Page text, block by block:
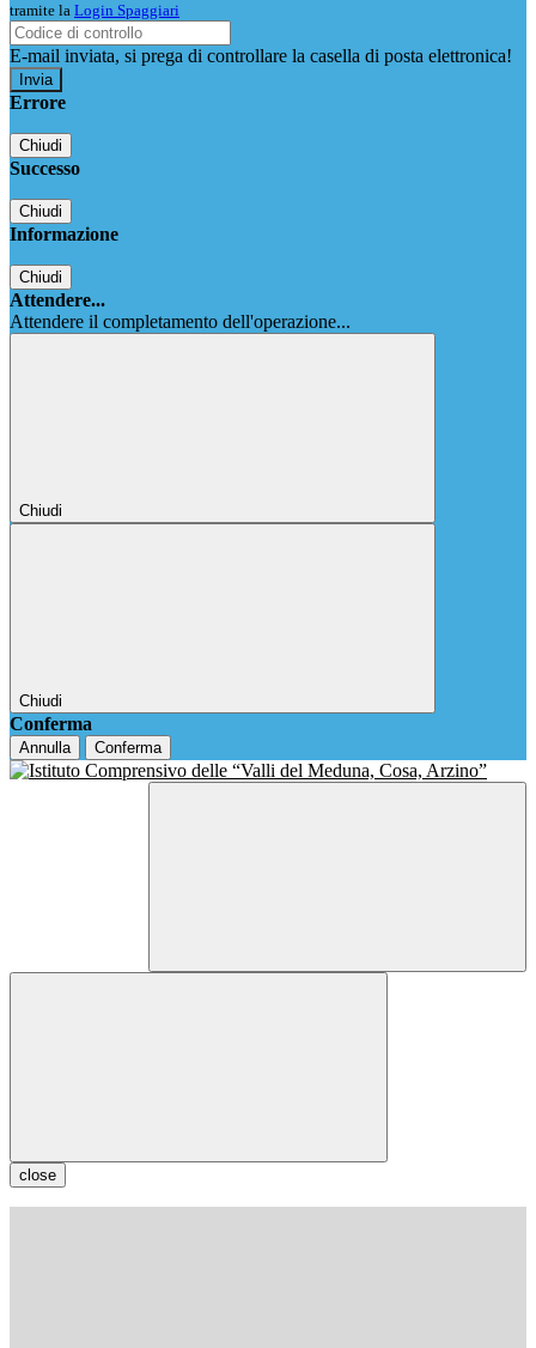
tramite la Login Spaggiari
E-mail inviata, si prega di controllare la casella di posta elettronica!
Errore
Chiudi
Successo
Chiudi
Informazione
Chiudi
Attendere...
Attendere il completamento dell'operazione...
Chiudi
Chiudi
Conferma
Annulla Conferma
close